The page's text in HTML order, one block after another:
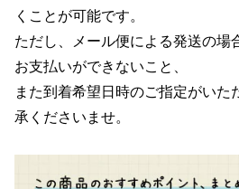
くことが可能です。
ただし、メール便による発送の場
お支払いができないこと、
また到着希望日時のご指定がいた
承くださいませ。